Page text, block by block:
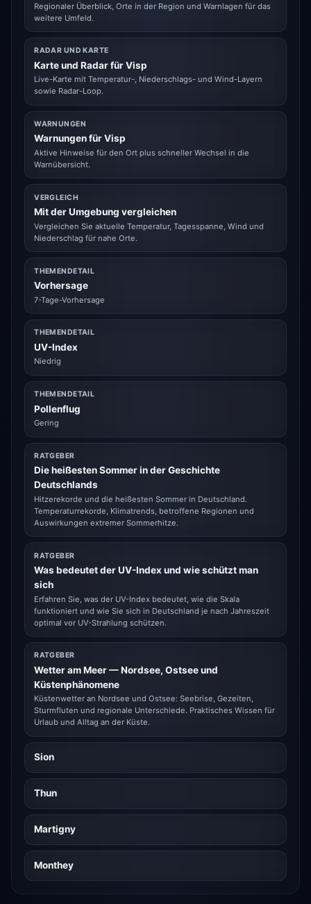
Regionaler Überblick, Orte in der Region und Warnlagen für das
weitere Umfeld.
RADAR UND KARTE
Karte und Radar für Visp
Live-Karte mit Temperatur-, Niederschlags- und Wind-Layern
sowie Radar-Loop.
WARNUNGEN
Warnungen für Visp
Aktive Hinweise für den Ort plus schneller Wechsel in die
Warnübersicht.
VERGLEICH
Mit der Umgebung vergleichen
Vergleichen Sie aktuelle Temperatur, Tagesspanne, Wind und
Niederschlag für nahe Orte.
THEMENDETAIL
Vorhersage
7-Tage-Vorhersage
THEMENDETAIL
UV-Index
Niedrig
THEMENDETAIL
Pollenflug
Gering
RATGEBER
Die heißesten Sommer in der Geschichte
Deutschlands
Hitzerekorde und die heißesten Sommer in Deutschland.
Temperaturrekorde, Klimatrends, betroffene Regionen und
Auswirkungen extremer Sommerhitze.
RATGEBER
Was bedeutet der UV-Index und wie schützt man
sich
Erfahren Sie, was der UV-Index bedeutet, wie die Skala
funktioniert und wie Sie sich in Deutschland je nach Jahreszeit
optimal vor UV-Strahlung schützen.
RATGEBER
Wetter am Meer — Nordsee, Ostsee und
Küstenphänomene
Küstenwetter an Nordsee und Ostsee: Seebrise, Gezeiten,
Sturmfluten und regionale Unterschiede. Praktisches Wissen für
Urlaub und Alltag an der Küste.
Sion
Thun
Martigny
Monthey